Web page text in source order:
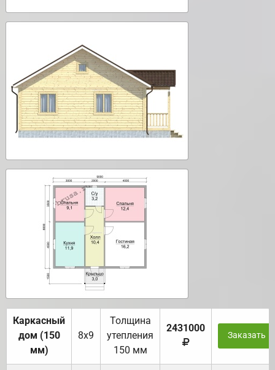
Каркасный
дом (150
мм)
8х9
Толщина
утепления
150 мм
2431000
Заказать